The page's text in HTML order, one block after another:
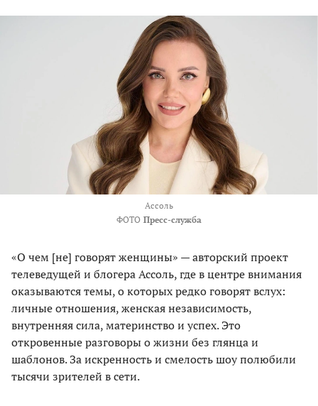
Ассоль
ФОТО Пресс-служба
«О чем [не] говорят женщины» — авторский проект
телеведущей и блогера Ассоль, где в центре внимания
оказываются темы, о которых редко говорят вслух:
личные отношения, женская независимость,
внутренняя сила, материнство и успех. Это
откровенные разговоры о жизни без глянца и
шаблонов. За искренность и смелость шоу полюбили
тысячи зрителей в сети.